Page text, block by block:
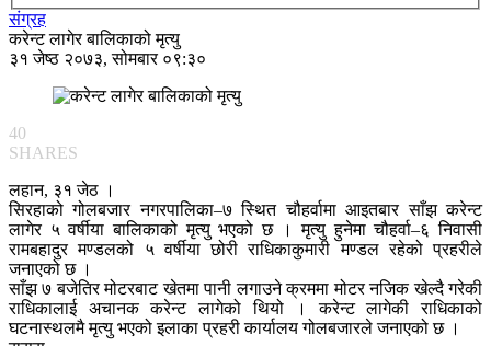
संग्रह
करेन्ट लागेर बालिकाको मृत्यु
३१ जेष्ठ २०७३, सोमबार ०९:३०
40
SHARES
लहान, ३१ जेठ ।
सिरहाको गोलबजार नगरपालिका–७ स्थित चौहर्वामा आइतबार साँझ करेन्ट
लागेर ५ वर्षीया बालिकाको मृत्यु भएको छ । मृत्यु हुनेमा चौहर्वा–६ निवासी
रामबहादुर मण्डलको ५ वर्षीया छोरी राधिकाकुमारी मण्डल रहेको प्रहरीले
जनाएको छ ।
साँझ ७ बजेतिर मोटरबाट खेतमा पानी लगाउने क्रममा मोटर नजिक खेल्दै गरेकी
राधिकालाई अचानक करेन्ट लागेको थियो । करेन्ट लागेकी राधिकाको
घटनास्थलमै मृत्यु भएको इलाका प्रहरी कार्यालय गोलबजारले जनाएको छ ।